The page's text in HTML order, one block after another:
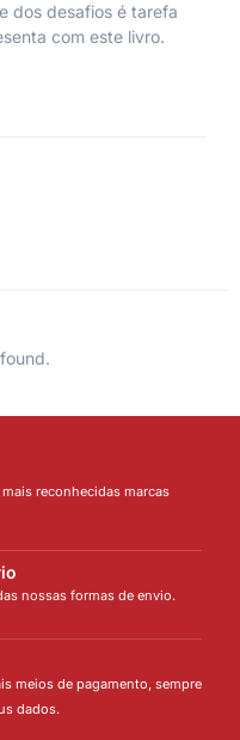
dos desafios é tarefa
com este livro.
reconhecidas marcas
nossas formas de envio.
meios de pagamento, sempre
dados.